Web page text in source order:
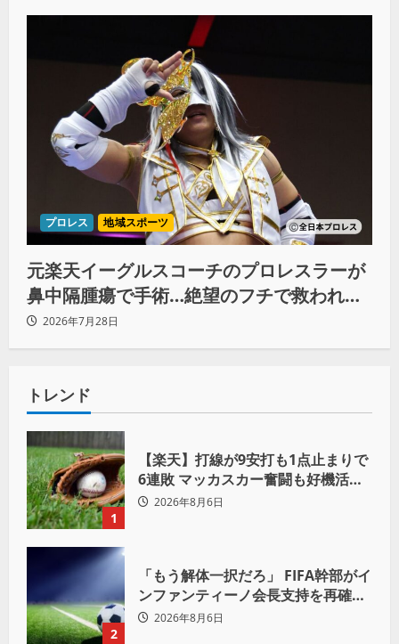
プロレス 地域スポーツ
元楽天イーグルスコーチのプロレスラーが
鼻中隔腫瘍で手術…絶望のフチで救われた
リーダーの言葉
2026年7月28日
トレンド
1
【楽天】打線が9安打も1点止まりで
6連敗 マッカスカー奮闘も好機活か
せず借金「22」
2026年8月6日
2
「もう解体一択だろ」 FIFA幹部がイ
ンファンティーノ会長支持を再確認
も 批判収まらず
2026年8月6日